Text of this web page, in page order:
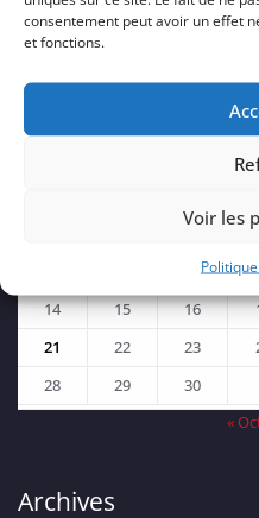
consentement peut avoir un effet
et fonctions.
Voir les
14
15 16
21
22 23
28
29
30
«
Archives